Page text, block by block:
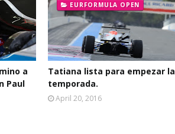
a
Paul
EURFORMULA OPEN
Tatiana lista para empezar la
temporada.
April 20, 2016